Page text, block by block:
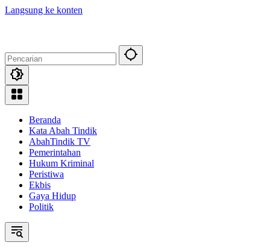
Langsung ke konten
Beranda
Kata Abah Tindik
AbahTindik TV
Pemerintahan
Hukum Kriminal
Peristiwa
Ekbis
Gaya Hidup
Politik